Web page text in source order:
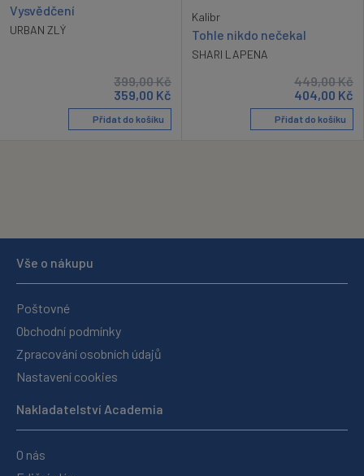
Vysvědčení
URBAN ZLÝ
399,00Kč
359,00 Kč
Přidat do košíku
Kalibr
Tohle nikdo nečekal
SHARI LAPENA
449,00Kč
404,00 Kč
Přidat do košíku
Vše o nákupu
Poštovné
Obchodní podmínky
Zpracování osobních údajů
Nastavení cookies
Nakladatelství Academia
O nás